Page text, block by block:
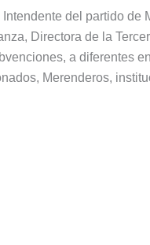
del partido de
Directora de la
a diferentes
Merenderos,